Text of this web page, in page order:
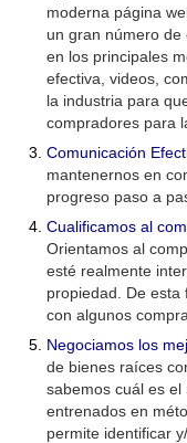
moderna página
un gran número
en los principales
efectiva, videos,
la industria para
compradores para
Comunicación
mantenernos en
progreso paso a
Cualificamos al
Orientamos al
esté realmente
propiedad. De
con algunos
Negociamos los
de bienes raíces
sabemos cuál es
entrenados en
permite identificar